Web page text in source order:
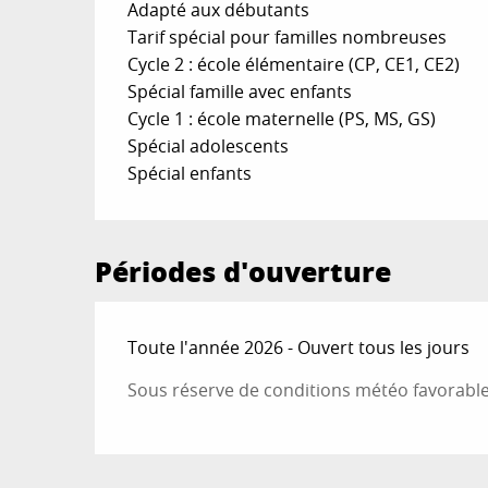
Adapté aux débutants
Tarif spécial pour familles nombreuses
Cycle 2 : école élémentaire (CP, CE1, CE2)
Spécial famille avec enfants
Cycle 1 : école maternelle (PS, MS, GS)
Spécial adolescents
Spécial enfants
Périodes d'ouverture
Toute l'année 2026 - Ouvert tous les jours
Sous réserve de conditions météo